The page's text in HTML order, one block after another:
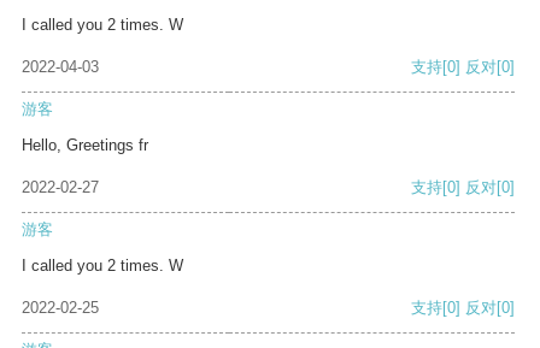
I called you 2 times. W
2022-04-03 支持[0] 反对[0]
游客
Hello, Greetings fr
2022-02-27 支持[0] 反对[0]
游客
I called you 2 times. W
2022-02-25 支持[0] 反对[0]